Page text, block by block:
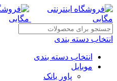
انتخاب دسته بندی
انتخاب دسته بندی
موبایل
پاور بانک